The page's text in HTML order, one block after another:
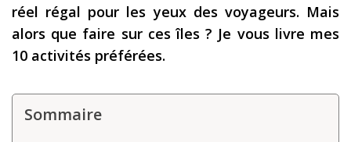
LA LETTRE
Outils pour voyageur
réel régal pour les yeux des voyageurs. Mais
alors que faire sur ces îles ? Je vous livre mes
10 activités préférées.
Sommaire